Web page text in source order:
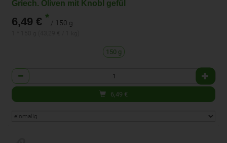
Griech. Oliven mit Knobl gefül
6,49 € * / 150 g
150 g
Anzahl
6,49 €